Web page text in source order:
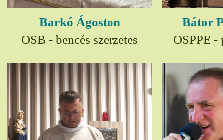
Barkó Ágoston
OSB - bencés szerzetes
Bátor
OSPPE -